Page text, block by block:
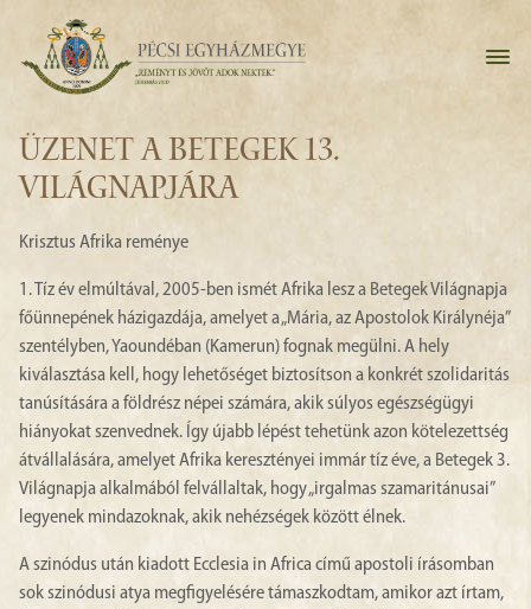
ÜZENET A BETEGEK 13.
VILÁGNAPJÁRA
Krisztus Afrika reménye
1. Tíz év elmúltával, 2005-ben ismét Afrika lesz a Betegek Világnapja
főünnepének házigazdája, amelyet a „Mária, az Apostolok Királynéja”
szentélyben, Yaoundéban (Kamerun) fognak megülni. A hely
kiválasztása kell, hogy lehetőséget biztosítson a konkrét szolidaritás
tanúsítására a földrész népei számára, akik súlyos egészségügyi
hiányokat szenvednek. Így újabb lépést tehetünk azon kötelezettség
átvállalására, amelyet Afrika keresztényei immár tíz éve, a Betegek 3.
Világnapja alkalmából felvállaltak, hogy „irgalmas szamaritánusai”
legyenek mindazoknak, akik nehézségek között élnek.
A szinódus után kiadott Ecclesia in Africa című apostoli írásomban
sok szinódusi atya megfigyelésére támaszkodtam, amikor azt írtam,